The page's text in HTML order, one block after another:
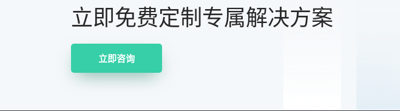
立即免费定制专属解决方案
立即咨询